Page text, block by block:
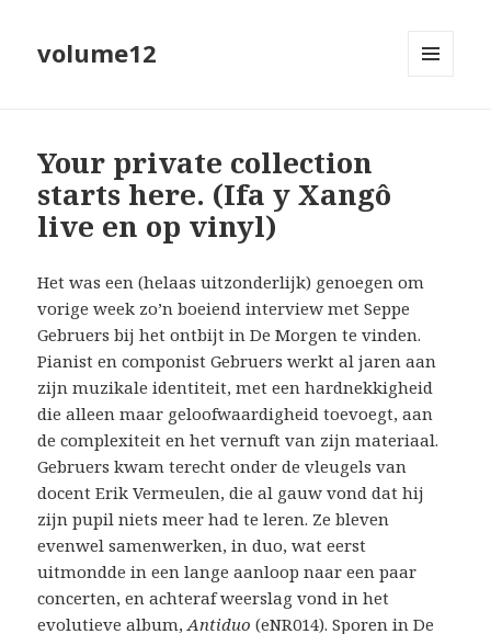
volume12
Your private collection
starts here. (Ifa y Xangô
live en op vinyl)
Het was een (helaas uitzonderlijk) genoegen om
vorige week zo’n boeiend interview met Seppe
Gebruers bij het ontbijt in De Morgen te vinden.
Pianist en componist Gebruers werkt al jaren aan
zijn muzikale identiteit, met een hardnekkigheid
die alleen maar geloofwaardigheid toevoegt, aan
de complexiteit en het vernuft van zijn materiaal.
Gebruers kwam terecht onder de vleugels van
docent Erik Vermeulen, die al gauw vond dat hij
zijn pupil niets meer had te leren. Ze bleven
evenwel samenwerken, in duo, wat eerst
uitmondde in een lange aanloop naar een paar
concerten, en achteraf weerslag vond in het
evolutieve album,Antiduo (eNR014).Sporen in De